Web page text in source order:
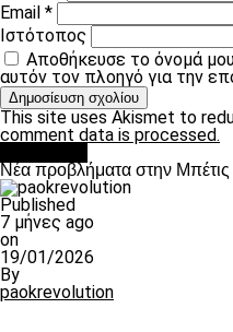
Email *
Ιστότοπος
Αποθήκευσε το όνομά
αυτόν τον πλοηγό για την
This site uses Akismet to
comment data is processed.
Νέα προβλήματα στην
Published
7 μήνες ago
on
19/01/2026
By
paokrevolution